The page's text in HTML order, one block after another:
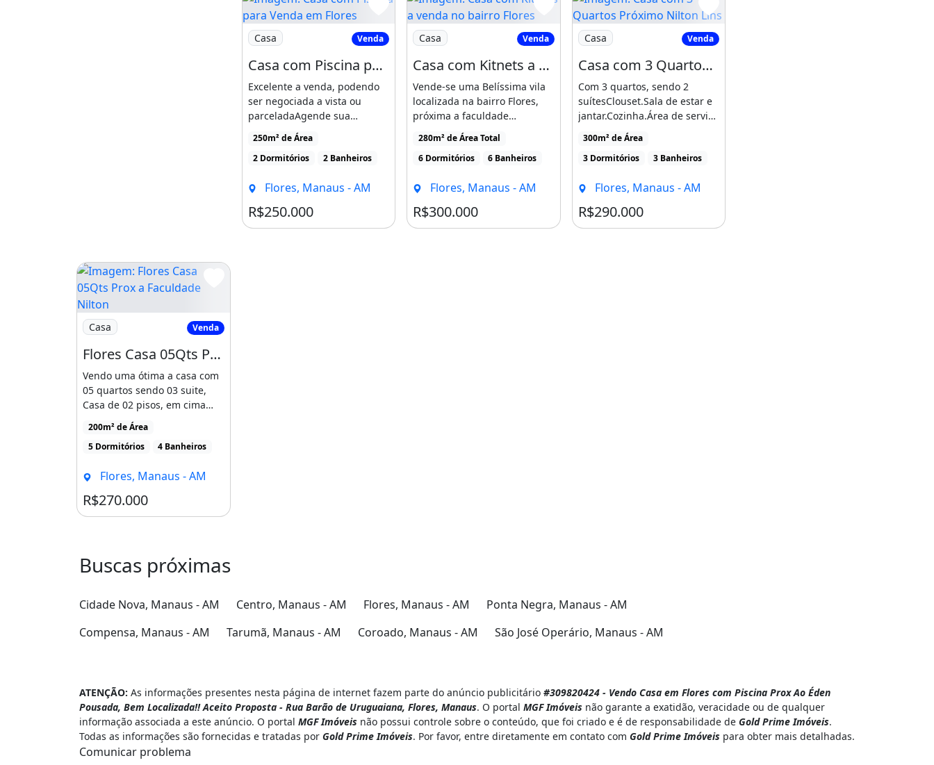
Imagem: Casa com Piscina para Venda em Flores
Casa Venda
Casa com Piscina para Venda em Flores - Manaus - Amazonas
Excelente a venda, podendo
ser negociada a vista ou
parceladaAgende sua
visitaCasa com 03 quartos,
sendo [...]
250m² de Área
2 Dormitórios
2 Banheiros
Flores, Manaus - AM
R$250.000
Imagem: Casa com Kitnets a venda no bairro Flores
Casa Venda
Casa com Kitnets a venda no bairro Flores Manaus
Vende-se uma Belíssima vila
localizada na bairro Flores,
próxima a faculdade
Professor Nilton Lins.Valor [...]
280m² de Área Total
6 Dormitórios
6 Banheiros
Flores, Manaus - AM
R$300.000
Imagem: Casa com 3 Quartos Próximo Nilton Lins
Casa Venda
Casa com 3 Quartos Próximo Nilton Lins - Avista!
Com 3 quartos, sendo 2
suítesClouset.Sala de estar e
jantar.Cozinha.Área de serviço
e lavanderia.Escritório.Poço
[...]
300m² de Área
3 Dormitórios
3 Banheiros
Flores, Manaus - AM
R$290.000
Imagem: Flores Casa 05Qts Prox a Faculdade Nilton
Casa Venda
Flores Casa 05Qts Prox a Faculdade Nilton Lins
Vendo uma ótima a casa com
05 quartos sendo 03 suite,
Casa de 02 pisos, em cima
sala de estar, varanda, [...]
200m² de Área
5 Dormitórios
4 Banheiros
Flores, Manaus - AM
R$270.000
Buscas próximas
Cidade Nova, Manaus - AM Centro, Manaus - AM Flores, Manaus - AM
Ponta Negra, Manaus - AM
Compensa, Manaus - AM
Tarumã, Manaus - AM Coroado, Manaus - AM São José Operário, Manaus - AM
ATENÇÃO: As informações presentes nesta página de internet fazem parte do anúncio publicitário #309820424 - Vendo Casa em Flores com Piscina Prox Ao Éden
Pousada, Bem Localizada!! Aceito Proposta - Rua Barão de Uruguaiana, Flores, Manaus. O portal MGF Imóveis não garante a exatidão, veracidade ou de qualquer
informação associada a este anúncio. O portal MGF Imóveis não possui controle sobre o conteúdo, que foi criado e é de responsabilidade de Gold Prime Imóveis.
Todas as informações são fornecidas e tratadas por Gold Prime Imóveis. Por favor, entre diretamente em contato com Gold Prime Imóveis para obter mais detalhadas.
Comunicar problema